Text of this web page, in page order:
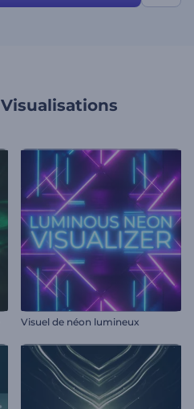
Visualisations
Visuel de néon lumineux